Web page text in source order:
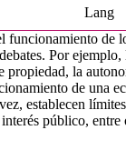
Lang
de
Por ejemplo,
propiedad, la
de una
establecen
público, entre